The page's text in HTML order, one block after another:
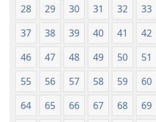
28
29 30 31 32 33
37
38 39 40 41 42
46
47 48 49 50 51
55
56 57 58 59 60
64
65 66 67 68 69